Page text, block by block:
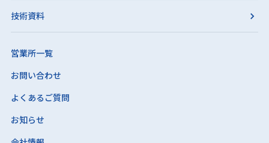
技術資料
営業所一覧
お問い合わせ
よくあるご質問
お知らせ